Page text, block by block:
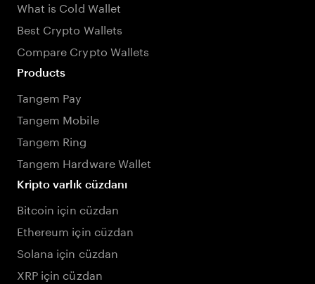
What is Cold Wallet
Best Crypto Wallets
Compare Crypto Wallets
Products
Tangem Pay
Tangem Mobile
Tangem Ring
Tangem Hardware Wallet
Kripto varlık cüzdanı
Bitcoin için cüzdan
Ethereum için cüzdan
Solana için cüzdan
XRP için cüzdan